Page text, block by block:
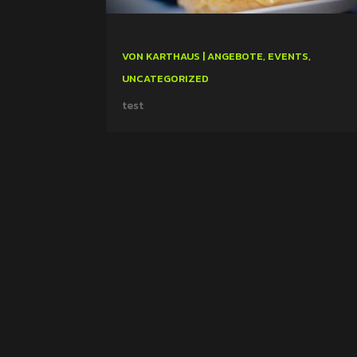
VON KARTHAUS |ANGEBOTE, EVENTS,
UNCATEGORIZED
test